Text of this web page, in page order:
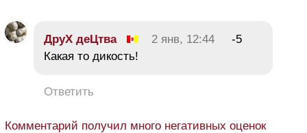
ДруХ деЦтва 2 янв, 12:44
-5
Какая то дикость!
Ответить
Комментарий получил много негативных оценок